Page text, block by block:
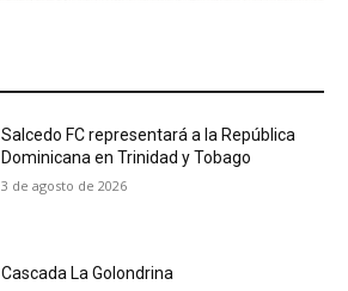
Salcedo FC representará a la República
Dominicana en Trinidad y Tobago
3 de agosto de 2026
Cascada La Golondrina